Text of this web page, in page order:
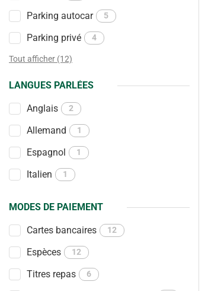
Parking autocar 5
Parking privé 4
Tout afficher (12)
LANGUES PARLÉES
Anglais 2
Allemand 1
Espagnol 1
Italien 1
MODES DE PAIEMENT
Cartes bancaires 12
Espèces 12
Titres repas 6